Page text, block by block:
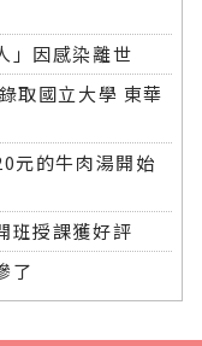
」因感染離世
取國立大學 東華
元的牛肉湯開始
班授課獲好評
了